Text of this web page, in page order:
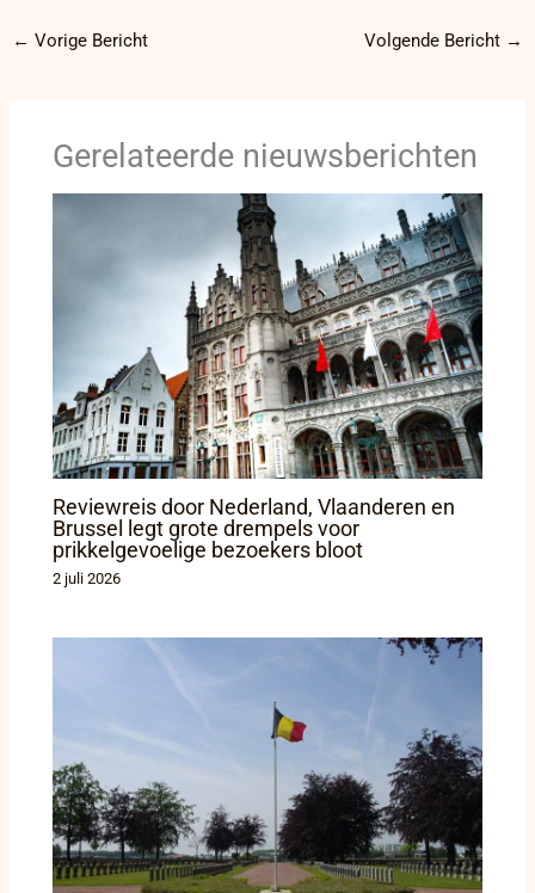
← Vorige Bericht Volgende Bericht →
Gerelateerde nieuwsberichten
Reviewreis door Nederland, Vlaanderen en
Brussel legt grote drempels voor
prikkelgevoelige bezoekers bloot
2 juli 2026